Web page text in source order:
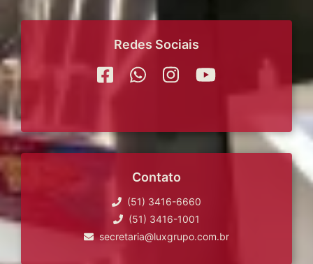
Redes Sociais
Contato
(51) 3416-6660
(51) 3416-1001
secretaria@luxgrupo.com.br